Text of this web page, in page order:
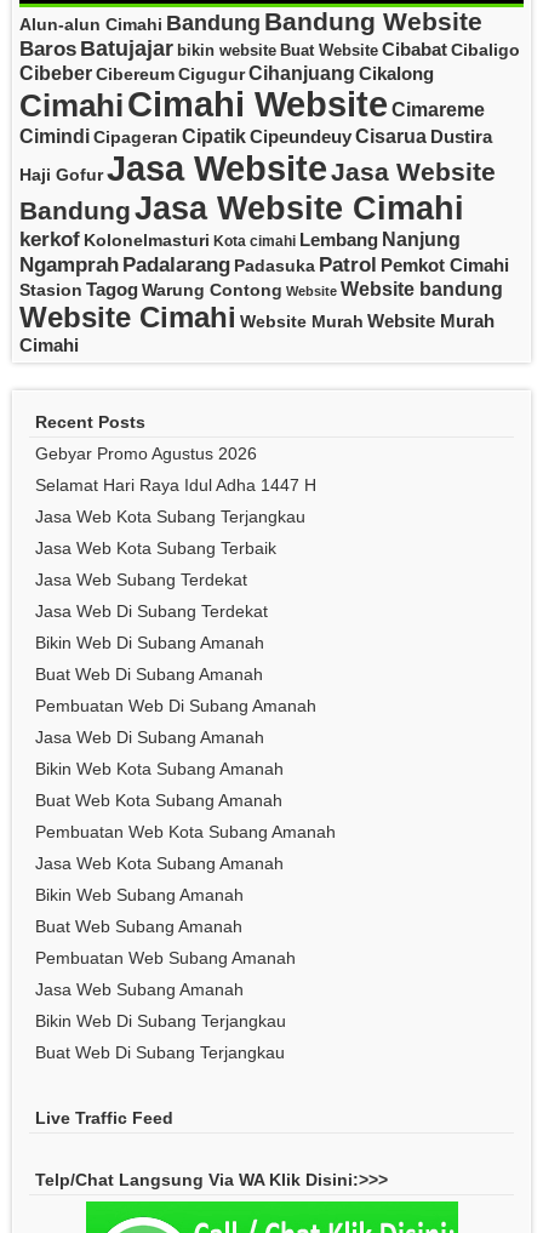
Alun-alun Cimahi Bandung Bandung Website
Baros Batujajar bikin website Buat Website CibabatCibaligo
CibeberCibereumCigugurCihanjuang Cikalong
CimahiCimahi Website Cimareme
CimindiCipageran CipatikCipeundeuyCisarua Dustira
Haji Gofur Jasa WebsiteJasa Website
BandungJasa Website Cimahi
kerkof Kolonelmasturi Kota cimahi Lembang Nanjung
Ngamprah Padalarang Padasuka Patrol Pemkot Cimahi
Stasion TagogWarung Contong Website Website bandung
Website Cimahi Website Murah Website Murah
Cimahi
Recent Posts
Gebyar Promo Agustus 2026
Selamat Hari Raya Idul Adha 1447 H
Jasa Web Kota Subang Terjangkau
Jasa Web Kota Subang Terbaik
Jasa Web Subang Terdekat
Jasa Web Di Subang Terdekat
Bikin Web Di Subang Amanah
Buat Web Di Subang Amanah
Pembuatan Web Di Subang Amanah
Jasa Web Di Subang Amanah
Bikin Web Kota Subang Amanah
Buat Web Kota Subang Amanah
Pembuatan Web Kota Subang Amanah
Jasa Web Kota Subang Amanah
Bikin Web Subang Amanah
Buat Web Subang Amanah
Pembuatan Web Subang Amanah
Jasa Web Subang Amanah
Bikin Web Di Subang Terjangkau
Buat Web Di Subang Terjangkau
Live Traffic Feed
Telp/Chat Langsung Via WA Klik Disini:>>>